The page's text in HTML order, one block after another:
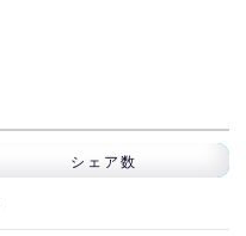
シェア数